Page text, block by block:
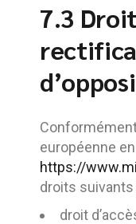
7.3
européenne
https://
droits suivants
droit